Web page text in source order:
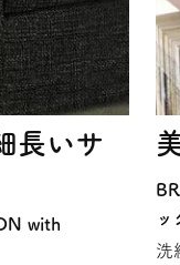
長いサ
with
ッ
洗